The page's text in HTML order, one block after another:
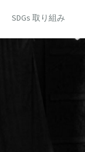
SDGs 取り組み